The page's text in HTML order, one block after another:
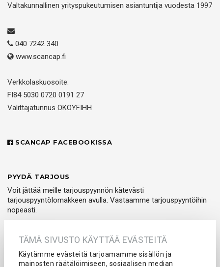
TÄMÄ SIVUSTO KÄYTTÄÄ EVÄSTEITÄ
Käytämme evästeitä tarjoamamme sisällön ja
mainosten räätälöimiseen, sosiaalisen median
Valtakunnallinen yrityspukeutumisen asiantuntija vuodesta 1997
040 7242 340
www.scancap.fi
Verkkolaskuosoite:
FI84 5030 0720 0191 27
Välittäjätunnus OKOYFIHH
SCANCAP FACEBOOKISSA
PYYDÄ TARJOUS
Voit jättää meille tarjouspyynnön kätevästi
tarjouspyyntölomakkeen avulla. Vastaamme tarjouspyyntöihin
nopeasti.